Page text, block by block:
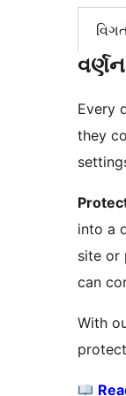
વર્ણન
Every
they
into a
site or
can
With